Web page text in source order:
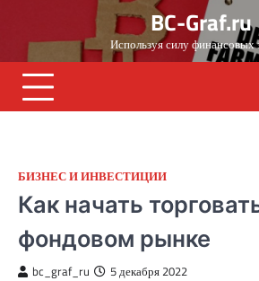
content
BC-Graf.ru
Используя силу финансовых
БИЗНЕС И ИНВЕСТИЦИИ
Как начать
фондовом рынке
bc_graf_ru 5 декабря 2022